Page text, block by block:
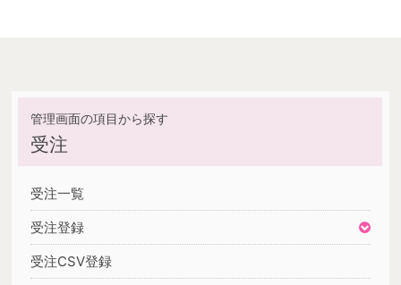
受注
受注一覧
受注登録
受注CSV登録